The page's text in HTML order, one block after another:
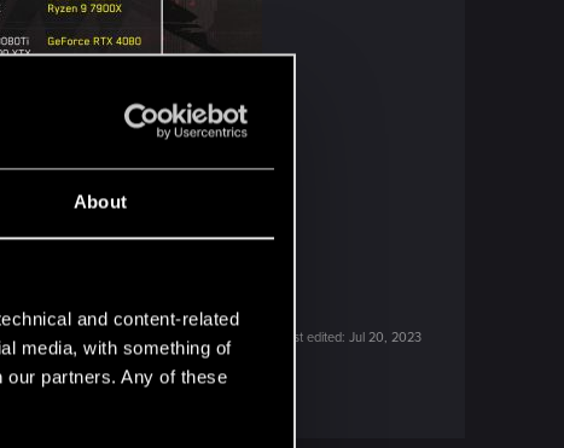
About
and content-related
media, with something of
partners. Any of these
Last edited: Jul 20, 2023